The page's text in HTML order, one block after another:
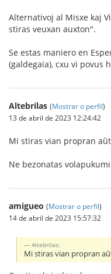
Alternativoj al Misxe kaj
stiras veuxan auxton".
Se estas maniero en
(galdegaia), cxu vi povus
Altebrilas (Mostrar o perfil)
13 de abril de 2023 12:24:42
Mi stiras vian propran
Ne bezonatas
amigueo (Mostrar o perfil)
14 de abril de 2023 15:57:32
Altebrilas:
Mi stiras vian propran